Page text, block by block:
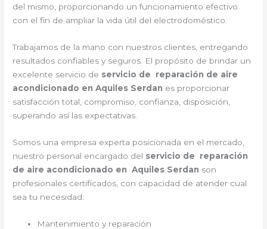
del mismo, proporcionando un funcionamiento efectivo
con el fin de ampliar la vida útil del electrodoméstico.
Trabajamos de la mano con nuestros clientes, entregando
resultados confiables y seguros. El propósito de brindar un
excelente servicio de servicio de reparación de aire
acondicionado en Aquiles Serdan es proporcionar
satisfacción total, compromiso, confianza, disposición,
superando así las expectativas.
Somos una empresa experta posicionada en el mercado,
nuestro personal encargado del servicio de reparación
de aire acondicionado en Aquiles Serdan son
profesionales certificados, con capacidad de atender cual
sea tu necesidad:
Mantenimiento y reparación